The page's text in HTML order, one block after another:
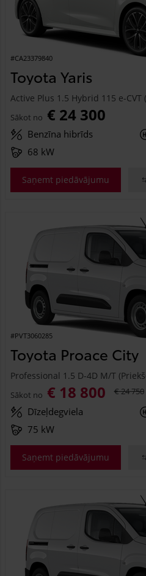
#CA23379840
Toyota Yaris
Active Plus 1.5 Hybrid 115 e-
Sākot no € 24 300
Benzīna hibrīds
68 kW
Saņemt piedāvājumu
#PVT3060285
Toyota Proace City
Professional 1.5 D-4D M/T
Sākot no € 18 800 € 24 750
Dīzeļdegviela
75 kW
Saņemt piedāvājumu